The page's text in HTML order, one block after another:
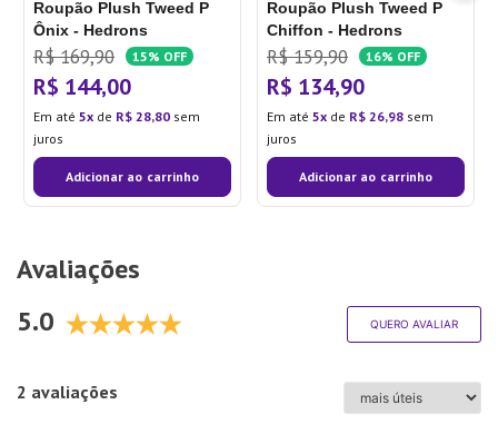
Roupão Plush Tweed P
Ônix - Hedrons
R$ 169,90 15% OFF
R$ 144,00
Em até 5 de R$ 28,80 sem
juros
Adicionar ao carrinho
Roupão Plush Tweed P
Chiffon - Hedrons
R$ 159,90 16% OFF
R$ 134,90
Em até 5 de R$ 26,98 sem
juros
Adicionar ao carrinho
Avaliações
5.0
QUERO AVALIAR
2 avaliações